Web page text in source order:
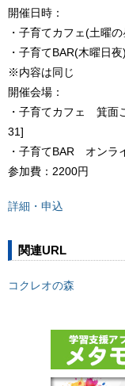
開催日時：
・子育てカフェ(土曜
・子育てBAR(木曜日
※内容は同じ
開催会場：
・子育てカフェ 箕面
31]
・子育てBAR オンラ
参加費：2200円
詳細・申込
関連URL
コクレオの森